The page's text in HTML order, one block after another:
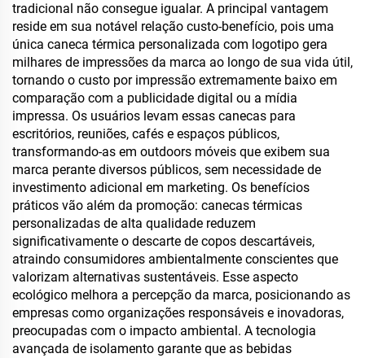
tradicional não consegue igualar. A principal vantagem
reside em sua notável relação custo-benefício, pois uma
única caneca térmica personalizada com logotipo gera
milhares de impressões da marca ao longo de sua vida útil,
tornando o custo por impressão extremamente baixo em
comparação com a publicidade digital ou a mídia
impressa. Os usuários levam essas canecas para
escritórios, reuniões, cafés e espaços públicos,
transformando-as em outdoors móveis que exibem sua
marca perante diversos públicos, sem necessidade de
investimento adicional em marketing. Os benefícios
práticos vão além da promoção: canecas térmicas
personalizadas de alta qualidade reduzem
significativamente o descarte de copos descartáveis,
atraindo consumidores ambientalmente conscientes que
valorizam alternativas sustentáveis. Esse aspecto
ecológico melhora a percepção da marca, posicionando as
empresas como organizações responsáveis e inovadoras,
preocupadas com o impacto ambiental. A tecnologia
avançada de isolamento garante que as bebidas